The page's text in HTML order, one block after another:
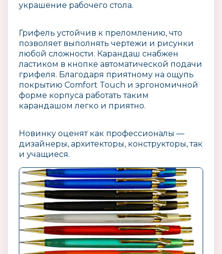
украшение рабочего стола.
Грифель устойчив к преломлению, что
позволяет выполнять чертежи и рисунки
любой сложности. Карандаш снабжен
ластиком в кнопке автоматической подачи
грифеля. Благодаря приятному на ощупь
покрытию Comfort Touch и эргономичной
форме корпуса работать таким
карандашом легко и приятно.
Новинку оценят как профессионалы —
дизайнеры, архитекторы, конструкторы, так
и учащиеся.